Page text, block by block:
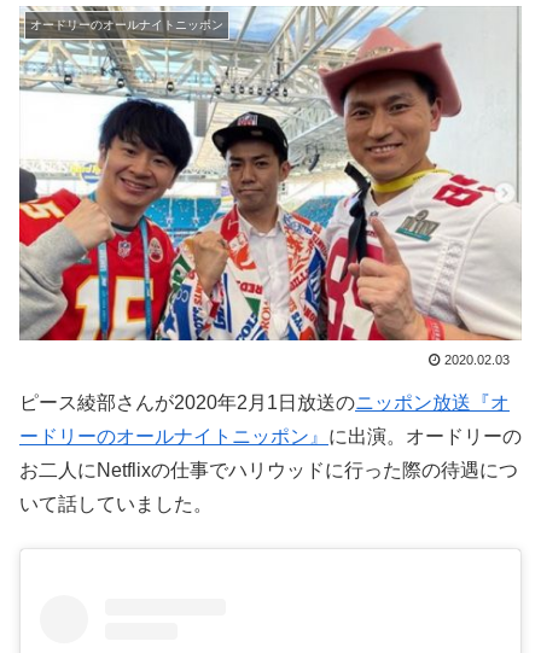
オードリーのオールナイトニッポン
2020.02.03
ピース綾部さんが2020年2月1日放送のニッポン放送『オ
ードリーのオールナイトニッポン』 に出演。オードリーの
お二人にNetflixの仕事でハリウッドに行った際の待遇につ
いて話していました。